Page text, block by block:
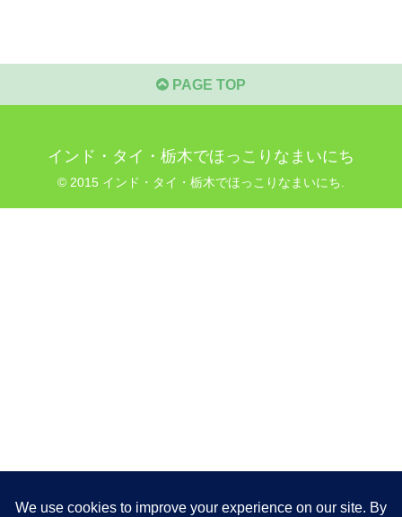
PAGE TOP
インド・タイ・栃木でほっこりなまいにち
© 2015 インド・タイ・栃木でほっこりなまいにち.